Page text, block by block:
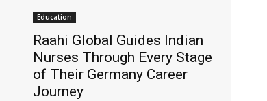
Education
Raahi Global Guides Indian
Nurses Through Every Stage
of Their Germany Career
Journey